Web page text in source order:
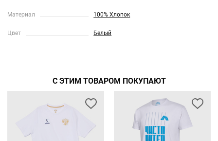
Материал 100% Хлопок
Цвет Белый
С ЭТИМ ТОВАРОМ ПОКУПАЮТ